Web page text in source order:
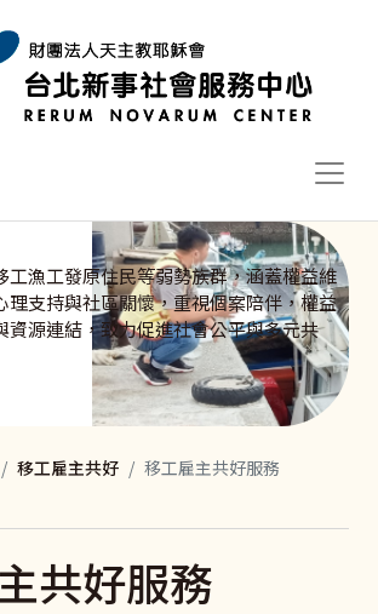
工漁工發原住民等弱勢族群，涵蓋權益維
理支持與社區關懷，重視個案陪伴，權益
資源連結，致力促進社會公平與多元共
移工雇主共好 移工雇主共好服務
共好服務